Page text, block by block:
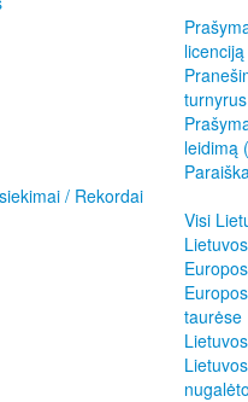
licenciją
turnyrus
leidimą
/ Rekordai
Visi
taurėse